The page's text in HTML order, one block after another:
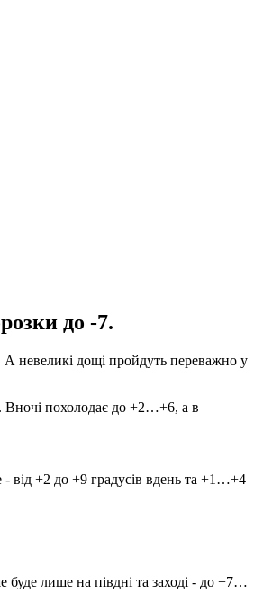
до -7.
невеликі дощі пройдуть переважно у
Вночі похолодає до +2…+6, а в
- від +2 до +9 градусів вдень та +1…+4
буде лише на півдні та заході - до +7…